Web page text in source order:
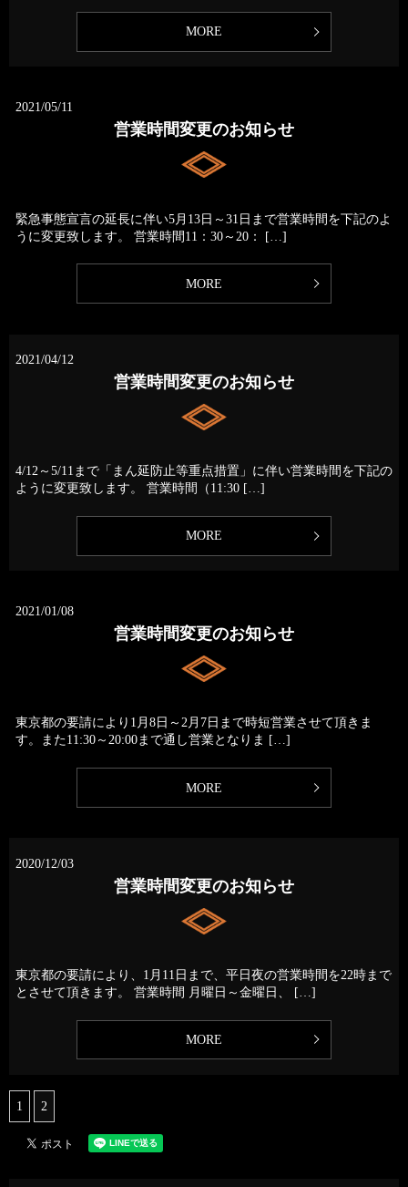
MORE
2021/05/11
営業時間変更のお知らせ
緊急事態宣言の延長に伴い5月13日～31日まで営業時間を下記のよ
うに変更致します。 営業時間11：30～20： […]
MORE
2021/04/12
営業時間変更のお知らせ
4/12～5/11まで「まん延防止等重点措置」に伴い営業時間を下記の
ように変更致します。 営業時間（11:30 […]
MORE
2021/01/08
営業時間変更のお知らせ
東京都の要請により1月8日～2月7日まで時短営業させて頂きま
す。また11:30～20:00まで通し営業となりま […]
MORE
2020/12/03
営業時間変更のお知らせ
東京都の要請により、1月11日まで、平日夜の営業時間を22時まで
とさせて頂きます。 営業時間 月曜日～金曜日、 […]
MORE
1 2